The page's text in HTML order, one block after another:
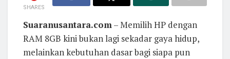
SHARES
Suaranusantara.com – Memilih HP dengan
RAM 8GB kini bukan lagi sekadar gaya hidup,
melainkan kebutuhan dasar bagi siapa pun